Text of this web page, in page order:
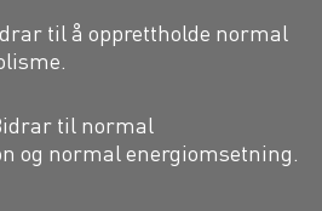
til å opprettholde normal
til normal
og normal energiomsetning.